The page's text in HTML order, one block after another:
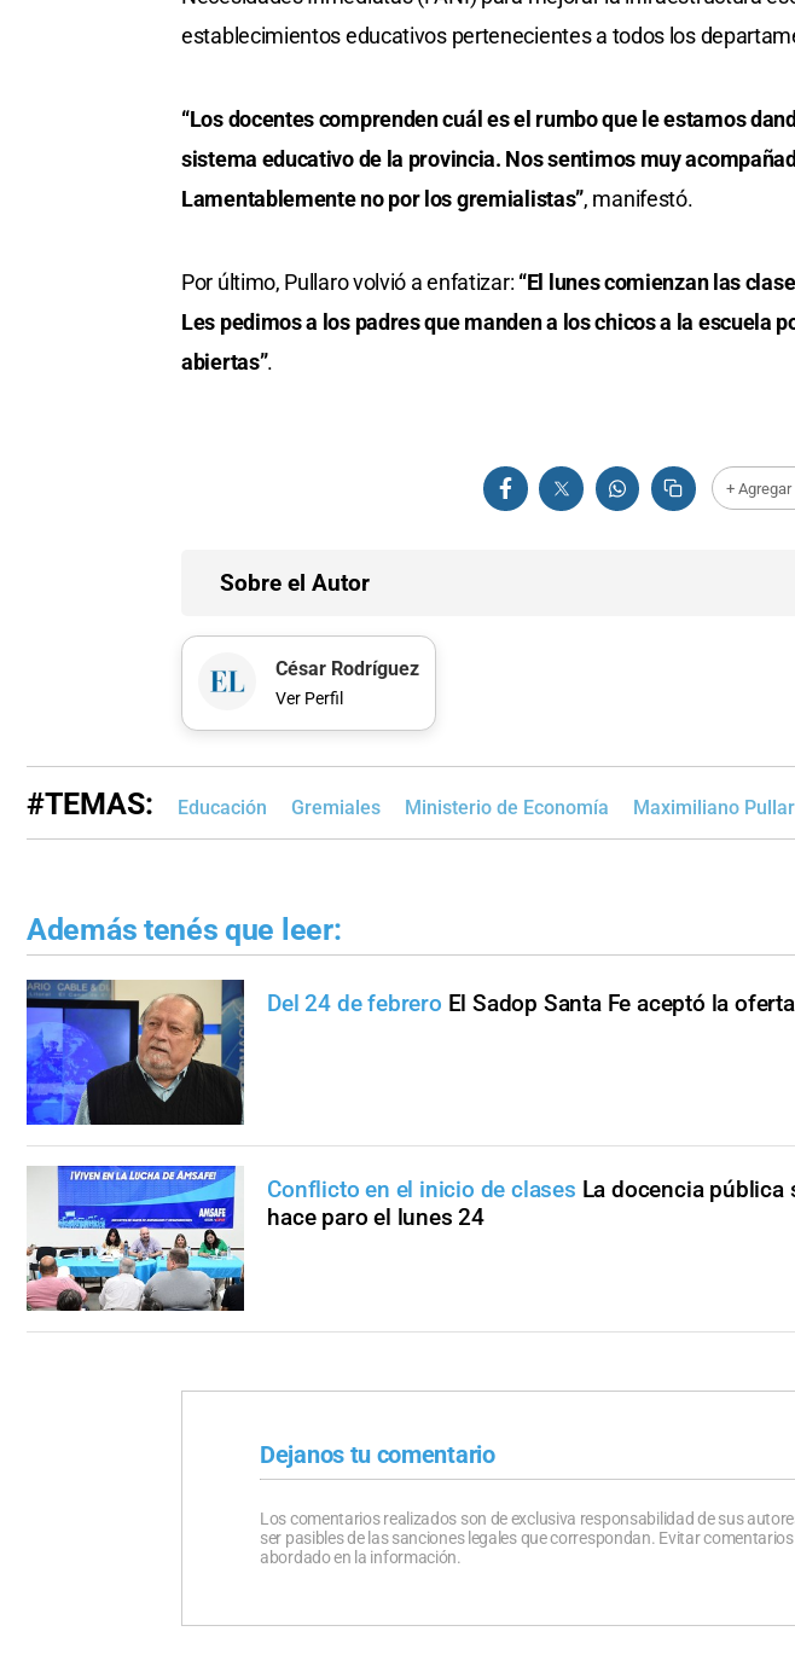
establecimientos educativos pertenecientes a todos los
“Los docentes comprenden cuál es el rumbo que le estamos
sistema educativo de la provincia. Nos sentimos muy
Lamentablemente no por los gremialistas”, manifestó.
Por último, Pullaro volvió a enfatizar: “El lunes comienzan las
Les pedimos a los padres que manden a los chicos a la escuela
abiertas”.
+
Sobre el Autor
César Rodríguez
Ver Perfil
#TEMAS: Educación Gremiales Ministerio de Economía Maximiliano
Además tenés que leer:
Del 24 de febrero El Sadop Santa Fe aceptó la
Conflicto en el inicio de clases La docencia pública
hace paro el lunes 24
Dejanos tu comentario
Los comentarios realizados son de exclusiva responsabilidad de sus
ser pasibles de las sanciones legales que correspondan. Evitar
abordado en la información.